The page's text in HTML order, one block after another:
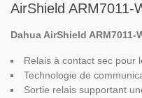
AirShield ARM7011-
Dahua AirShield ARM7011-
Relais à contact sec pour
Technologie de
Sortie relais supportant